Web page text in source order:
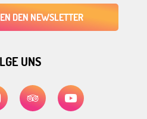
DEN NEWSLETTER
UNS